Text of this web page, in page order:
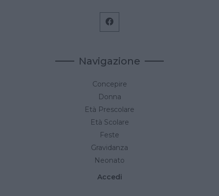
Navigazione
Concepire
Donna
Età Prescolare
Età Scolare
Feste
Gravidanza
Neonato
Accedi